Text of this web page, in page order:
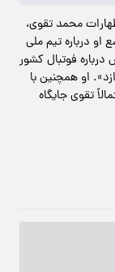
محمد تقوی،
او درباره تیم ملی
درباره فوتبال کشور
او همچنین با
تقوی جایگاه